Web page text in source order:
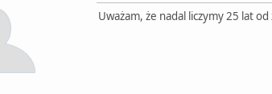
Uważam, że nadal liczymy 25 lat